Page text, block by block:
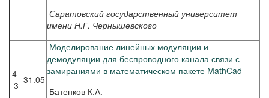
Саратовский государственный университет
имени Н.Г. Чернышевского
4-
3 31.05
Моделирование линейных модуляции и
демодуляции для беспроводного канала связи с
замираниями в математическом пакете MathCad
Батенков К.А.